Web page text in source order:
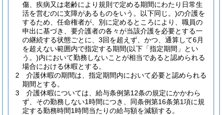
傷、疾病又は老齢により規則で定める期間にわたり日常生
活を営むのに支障があるものをいう。以下同じ。)の介護を
するため、任命権者が、別に定めるところにより、職員の
申出に基づき、要介護者の各々が当該介護を必要とする一
の継続する状態ごとに、3回を超えず、かつ、通算して6月
を超えない範囲内で指定する期間(以下「指定期間」とい
う。)内において勤務しないことが相当であると認められる
場合における休暇とする。
2
介護休暇の期間は、指定期間内において必要と認められる
期間とする。
3
介護休暇については、給与条例第12条の規定にかかわら
ず、その勤務しない1時間につき、同条例第16条第1項に規
定する勤務時間1時間当たりの給与額を減額する。